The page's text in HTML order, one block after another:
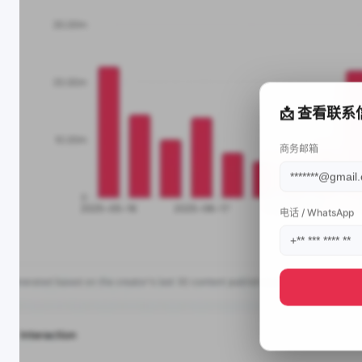
📩 查看联系
商务邮箱
电话 / WhatsApp